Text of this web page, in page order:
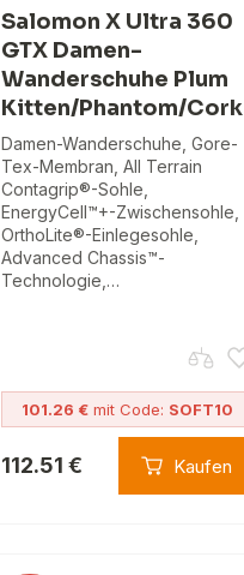
Salomon X Ultra 360
GTX Damen-
Wanderschuhe Plum
Kitten/Phantom/Cork
Damen-Wanderschuhe, Gore-
Tex-Membran, All Terrain
Contagrip®-Sohle,
EnergyCell™+-Zwischensohle,
OrthoLite®-Einlegesohle,
Advanced Chassis™-
Technologie,…
101.26 €mit Code: SOFT10
112.51 € Kaufen